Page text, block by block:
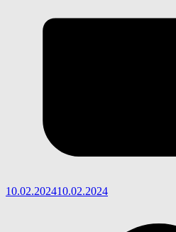
10.02.202410.02.2024